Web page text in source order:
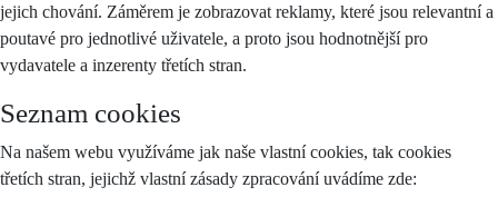
jejich chování. Záměrem je zobrazovat reklamy, které jsou relevantní a
poutavé pro jednotlivé uživatele, a proto jsou hodnotnější pro
vydavatele a inzerenty třetích stran.
Seznam cookies
Na našem webu využíváme jak naše vlastní cookies, tak cookies
třetích stran, jejichž vlastní zásady zpracování uvádíme zde: